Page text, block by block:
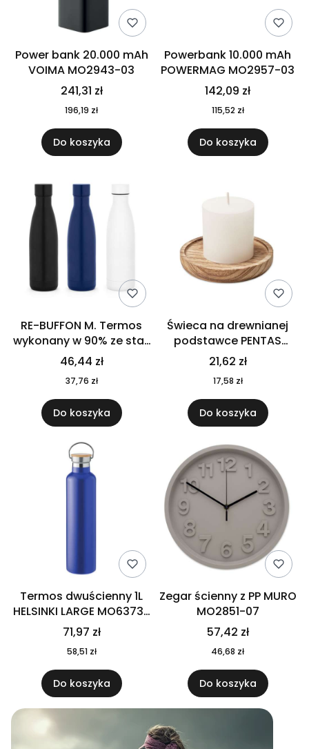
Power bank 20.000 mAh
VOIMA MO2943-03
241,31 zł
196,19 zł
Do koszyka
Powerbank 10.000 mAh
POWERMAG MO2957-03
142,09 zł
115,52 zł
Do koszyka
RE-BUFFON M. Termos
wykonany w 90% ze stali
nierdzewnej
pochodzącej z
recyklingu 520 ml 94294
46,44 zł
37,76 zł
Do koszyka
Świeca na drewnianej
podstawce PENTAS
MO6282-40
21,62 zł
17,58 zł
Do koszyka
Termos dwuścienny 1L
HELSINKI LARGE MO6373-
04
71,97 zł
58,51 zł
Do koszyka
Zegar ścienny z PP MURO
MO2851-07
57,42 zł
46,68 zł
Do koszyka